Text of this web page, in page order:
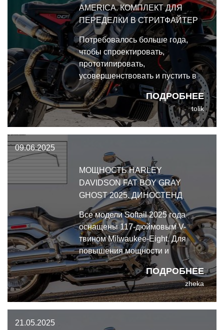
AMERICA. КОМПЛЕКТ ДЛЯ
ПЕРЕДЕЛКИ В СТРИТФАЙТЕР
ПОДРОБНЕЕ
Потребовалось больше года,
чтобы спроектировать,
прототипировать,
усовершенствовать и пустить в
производство комплекты,
которые украсили эту пару
шикарных Harley Davidson Pan
America. Но это время явно
потрачено не зря.
tolik
09.06.2025
МОЩНОСТЬ HARLEY
DAVIDSON FAT BOY GRAY
GHOST 2025. ДИНОСТЕНД
ПОДРОБНЕЕ
Все модели Softail 2025 года
оснащены 117-дюймовым V-
твином Milwaukee-Eight. Для
повышения мощности и
снижения расхода топлива HD
обновили форму камер
сгорания, снабдили мотор
овальными впускными каналами
и низкопрофильными сёдлами
zheka
21.05.2025